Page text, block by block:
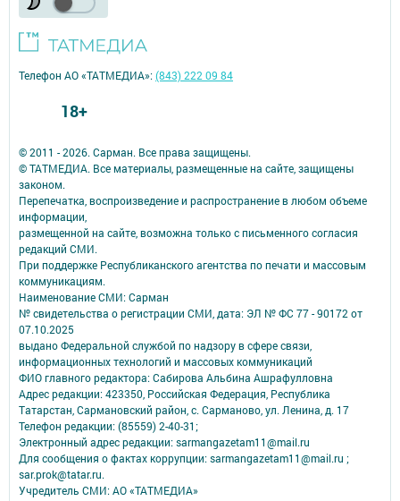
© 2011 - 2026. Сарман. Все права защищены.
© ТАТМЕДИА. Все материалы, размещенные на сайте, защищены
законом.
Перепечатка, воспроизведение и распространение в любом объеме
информации,
размещенной на сайте, возможна только с письменного согласия
редакций СМИ.
При поддержке Республиканского агентства по печати и массовым
коммуникациям.
Наименование СМИ: Сарман
№ свидетельства о регистрации СМИ, дата: ЭЛ № ФС 77 - 90172 от
07.10.2025
выдано Федеральной службой по надзору в сфере связи,
информационных технологий и массовых коммуникаций
ФИО главного редактора: Сабирова Альбина Ашрафулловна
Адрес редакции: 423350, Российская Федерация, Республика
Татарстан, Сармановский район, с. Сарманово, ул. Ленина, д. 17
Телефон редакции: (85559) 2-40-31;
Электронный адрес редакции: sarmangazetam11@mail.ru
Для сообщения о фактах коррупции: sarmangazetam11@mail.ru ;
sar.prok@tatar.ru.
Учредитель СМИ: АО «ТАТМЕДИА»
Телефон АО «ТАТМЕДИА»:(843) 222 09 84
18+